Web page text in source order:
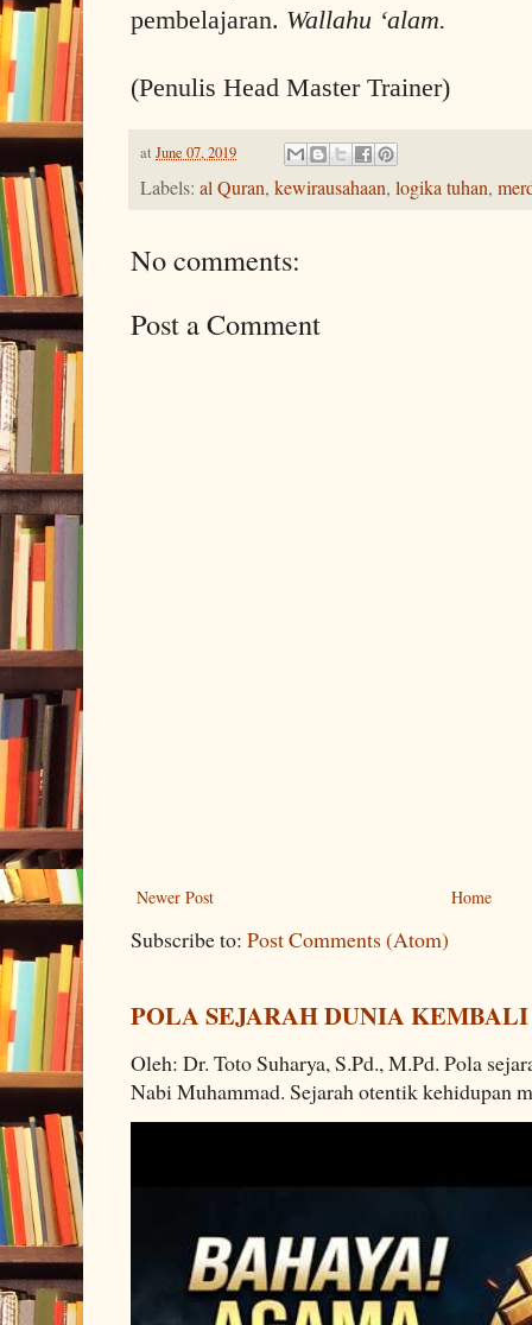
pembelajaran. Wallahu ‘alam.
(Penulis Head Master Trainer)
at June 07, 2019
Labels: al Quran, kewirausahaan, logika tuhan,
No comments:
Post a Comment
Newer Post Home
Subscribe to: Post Comments (Atom)
POLA SEJARAH DUNIA
Oleh: Dr. Toto Suharya, S.Pd., M.Pd. Pola
Nabi Muhammad. Sejarah otentik kehidupan